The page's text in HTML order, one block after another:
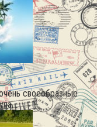
своеобразные